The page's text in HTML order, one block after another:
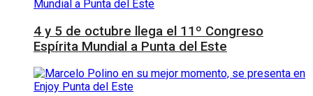
4 y 5 de octubre llega el 11º Congreso
Espírita Mundial a Punta del Este